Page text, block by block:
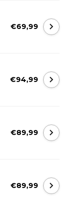
€69,99
€94,99
€89,99
€89,99